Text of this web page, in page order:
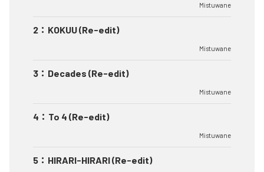
Mistuwane
2 ： KOKUU (Re-edit)
Mistuwane
3 ： Decades (Re-edit)
Mistuwane
4 ： To 4 (Re-edit)
Mistuwane
5 ： HIRARI-HIRARI (Re-edit)